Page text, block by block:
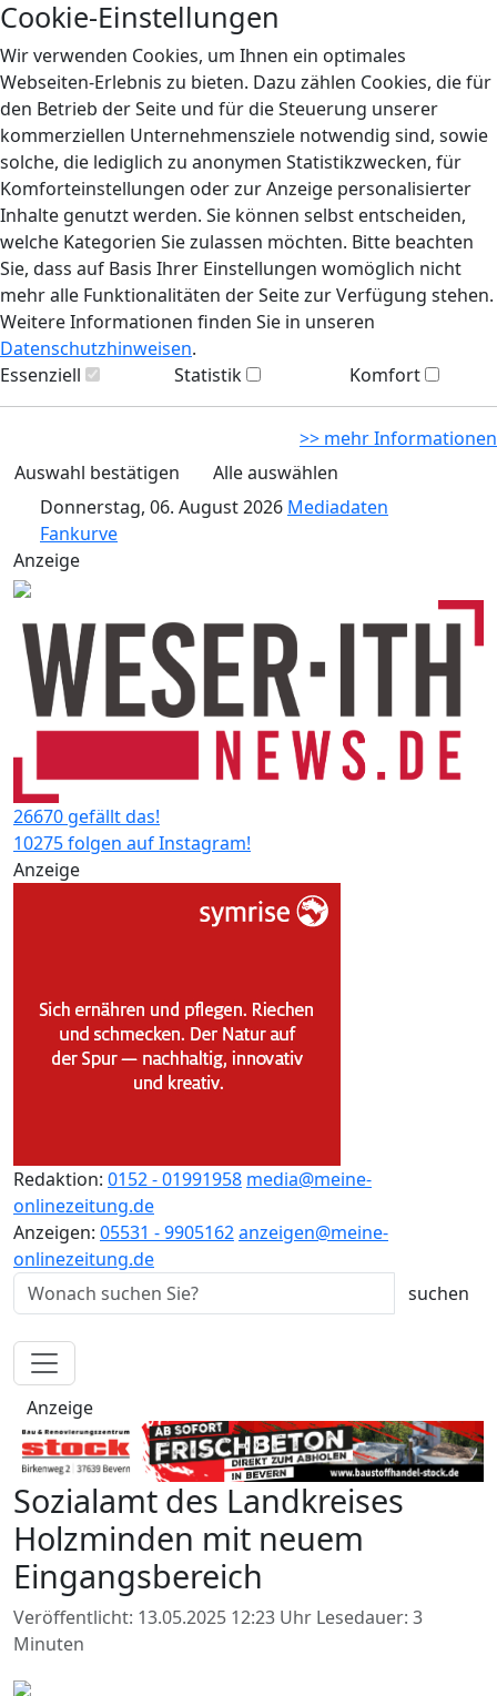
Cookie-Einstellungen
Wir verwenden Cookies, um Ihnen ein optimales
Webseiten-Erlebnis zu bieten. Dazu zählen Cookies, die für
den Betrieb der Seite und für die Steuerung unserer
kommerziellen Unternehmensziele notwendig sind, sowie
solche, die lediglich zu anonymen Statistikzwecken, für
Komforteinstellungen oder zur Anzeige personalisierter
Inhalte genutzt werden. Sie können selbst entscheiden,
welche Kategorien Sie zulassen möchten. Bitte beachten
Sie, dass auf Basis Ihrer Einstellungen womöglich nicht
mehr alle Funktionalitäten der Seite zur Verfügung stehen.
Weitere Informationen finden Sie in unseren
Datenschutzhinweisen.
Essenziell
Statistik Komfort
>> mehr Informationen
Auswahl bestätigen
Alle auswählen
Donnerstag, 06. August 2026 Mediadaten
Fankurve
Anzeige
26670 gefällt das!
10275 folgen auf Instagram!
Anzeige
Redaktion: 0152 - 01991958 media@meine-
onlinezeitung.de
Anzeigen: 05531 - 9905162anzeigen@meine-
onlinezeitung.de
Anzeige
Sozialamt des Landkreises
Holzminden mit neuem
Eingangsbereich
Veröffentlicht: 13.05.2025 12:23 Uhr Lesedauer: 3
Minuten